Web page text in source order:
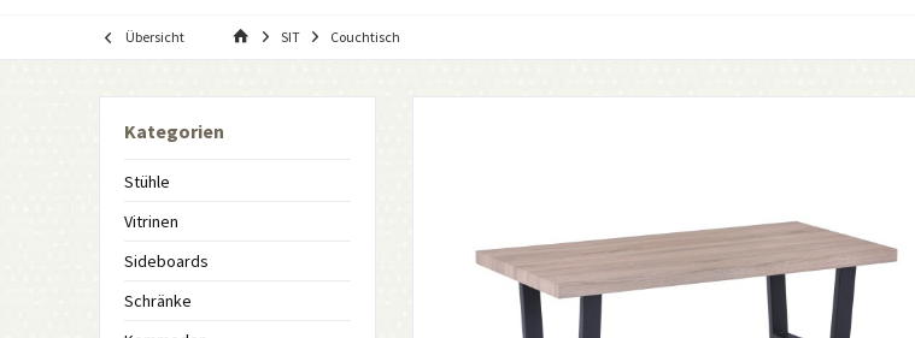
Übersicht SIT Couchtisch
Kategorien
Stühle
Vitrinen
Sideboards
Schränke